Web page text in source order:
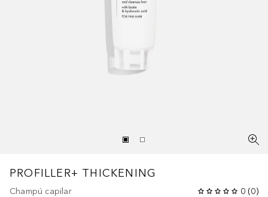
PROFILLER+ THICKENING
Champú capilar 0 (0)